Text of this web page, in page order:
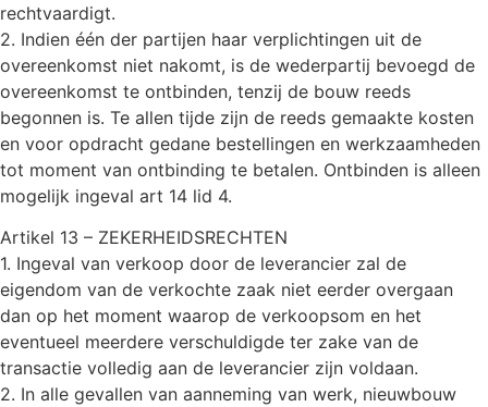
rechtvaardigt.
2. Indien één der partijen haar verplichtingen uit de
overeenkomst niet nakomt, is de wederpartij bevoegd de
overeenkomst te ontbinden, tenzij de bouw reeds
begonnen is. Te allen tijde zijn de reeds gemaakte kosten
en voor opdracht gedane bestellingen en werkzaamheden
tot moment van ontbinding te betalen. Ontbinden is alleen
mogelijk ingeval art 14 lid 4.
Artikel 13 – ZEKERHEIDSRECHTEN
1. Ingeval van verkoop door de leverancier zal de
eigendom van de verkochte zaak niet eerder overgaan
dan op het moment waarop de verkoopsom en het
eventueel meerdere verschuldigde ter zake van de
transactie volledig aan de leverancier zijn voldaan.
2. In alle gevallen van aanneming van werk, nieuwbouw